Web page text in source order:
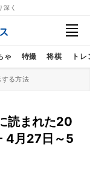
深く
ゃ 特撮 将棋 ト
る方法
読まれた20
4月27日～5